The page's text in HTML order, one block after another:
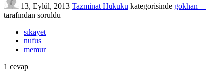
13, Eylül, 2013 Tazminat Hukuku kategorisinde gokhan__
tarafından soruldu
sıkayet
nufus
memur
1 cevap